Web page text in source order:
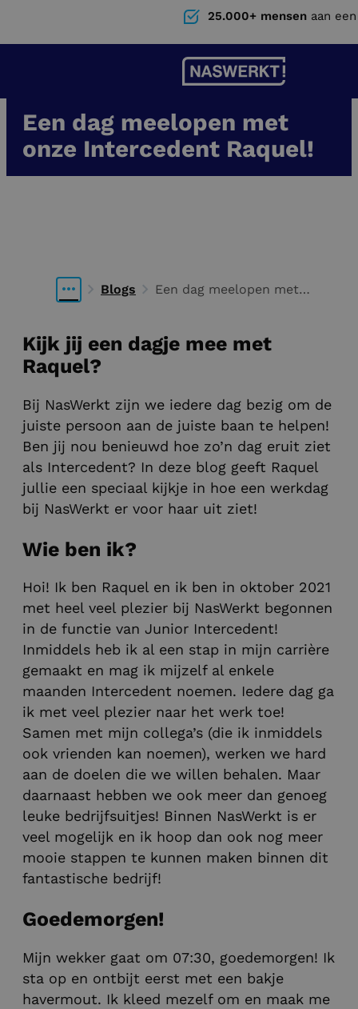
25.000+ mensen aan
Een dag meelopen met
onze Intercedent Raquel!
Blogs
Een dag meelopen met
Kijk jij een dagje mee met
Raquel?
Bij NasWerkt zijn we iedere dag bezig om de
juiste persoon aan de juiste baan te helpen!
Ben jij nou benieuwd hoe zo’n dag eruit ziet
als Intercedent? In deze blog geeft Raquel
jullie een speciaal kijkje in hoe een werkdag
bij NasWerkt er voor haar uit ziet!
Wie ben ik?
Hoi! Ik ben Raquel en ik ben in oktober 2021
met heel veel plezier bij NasWerkt begonnen
in de functie van Junior Intercedent!
Inmiddels heb ik al een stap in mijn carrière
gemaakt en mag ik mijzelf al enkele
maanden Intercedent noemen. Iedere dag ga
ik met veel plezier naar het werk toe!
Samen met mijn collega’s (die ik inmiddels
ook vrienden kan noemen), werken we hard
aan de doelen die we willen behalen. Maar
daarnaast hebben we ook meer dan genoeg
leuke bedrijfsuitjes! Binnen NasWerkt is er
veel mogelijk en ik hoop dan ook nog meer
mooie stappen te kunnen maken binnen dit
fantastische bedrijf!
Goedemorgen!
Mijn wekker gaat om 07:30, goedemorgen! Ik
sta op en ontbijt eerst met een bakje
havermout. Ik kleed mezelf om en maak me